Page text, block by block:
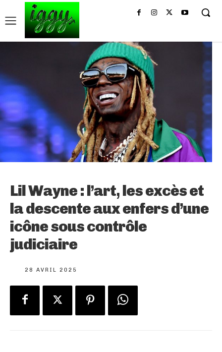
Lil Wayne : l’art, les excès et
la descente aux enfers d’une
icône sous contrôle
judiciaire
28 AVRIL 2025